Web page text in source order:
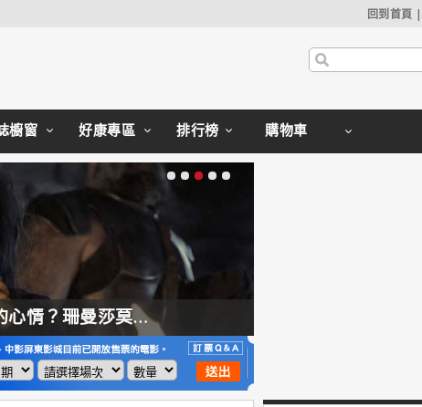
回到首頁 |
櫥窗 好康專區 排行榜 購物車
【奧德賽】配角也精采，扮演女巫瑟西的心情？珊曼莎莫頓：「感覺就像重生」